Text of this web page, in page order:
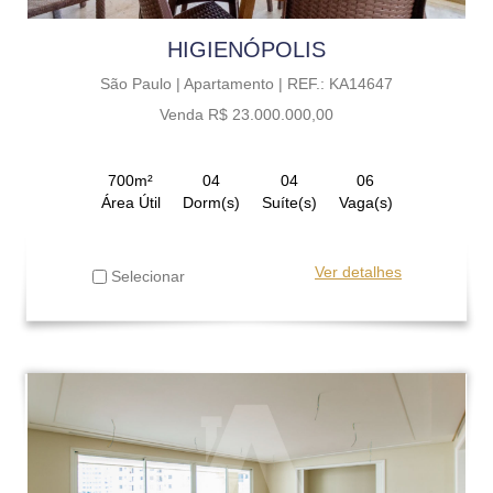
HIGIENÓPOLIS
São Paulo | Apartamento | REF.: KA14647
Venda R$ 23.000.000,00
700m²
Área Útil
04
Dorm(s)
04
Suíte(s)
06
Vaga(s)
Selecionar Ver detalhes